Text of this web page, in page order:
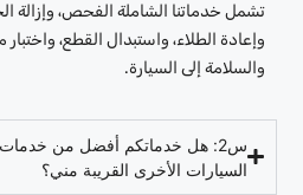
تشمل خدماتنا الشاملة الفحص، وإزالة
وإعادة الطلاء، واستبدال القطع،
والسلامة إلى السيارة.
س2: هل خدماتكم أفضل من
السيارات الأخرى القريبة مني؟